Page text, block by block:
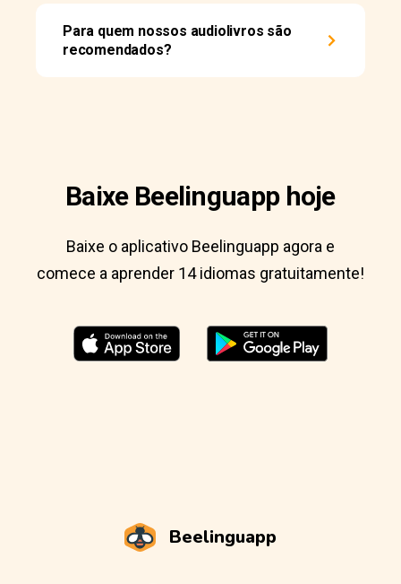
Para quem nossos audiolivros são
recomendados?
Baixe Beelinguapp hoje
Baixe o aplicativo Beelinguapp agora e
comece a aprender 14 idiomas gratuitamente!
Beelinguapp